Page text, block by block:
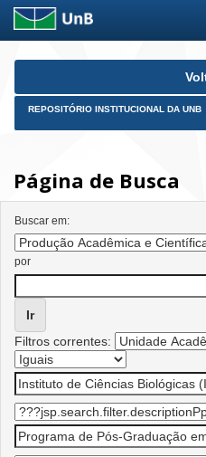
Skip
REPOSITÓRIO INSTITUCIONAL DA UNB
Página de Busca
Buscar em:
por
Filtros correntes: